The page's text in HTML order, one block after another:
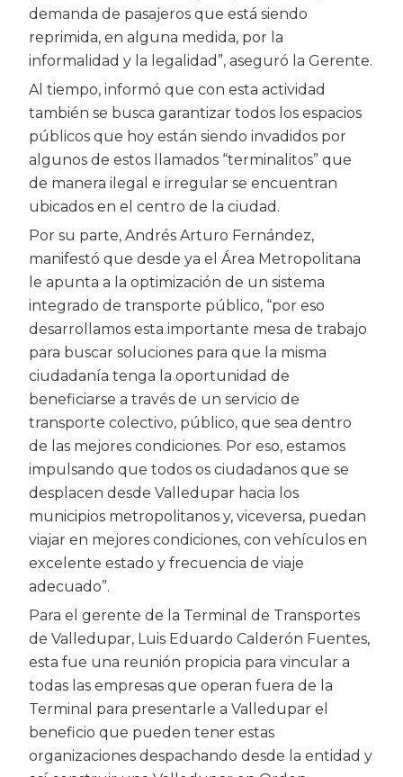
demanda de pasajeros que está siendo
reprimida, en alguna medida, por la
informalidad y la legalidad”, aseguró la Gerente.
Al tiempo, informó que con esta actividad
también se busca garantizar todos los espacios
públicos que hoy están siendo invadidos por
algunos de estos llamados “terminalitos” que
de manera ilegal e irregular se encuentran
ubicados en el centro de la ciudad.
Por su parte, Andrés Arturo Fernández,
manifestó que desde ya el Área Metropolitana
le apunta a la optimización de un sistema
integrado de transporte público, “por eso
desarrollamos esta importante mesa de trabajo
para buscar soluciones para que la misma
ciudadanía tenga la oportunidad de
beneficiarse a través de un servicio de
transporte colectivo, público, que sea dentro
de las mejores condiciones. Por eso, estamos
impulsando que todos os ciudadanos que se
desplacen desde Valledupar hacia los
municipios metropolitanos y, viceversa, puedan
viajar en mejores condiciones, con vehículos en
excelente estado y frecuencia de viaje
adecuado”.
Para el gerente de la Terminal de Transportes
de Valledupar, Luis Eduardo Calderón Fuentes,
esta fue una reunión propicia para vincular a
todas las empresas que operan fuera de la
Terminal para presentarle a Valledupar el
beneficio que pueden tener estas
organizaciones despachando desde la entidad y